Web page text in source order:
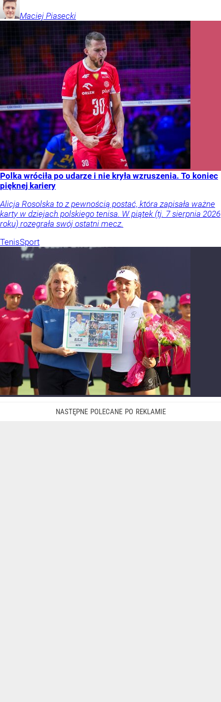
Maciej Piasecki
Polka wróciła po udarze i nie kryła wzruszenia. To koniec
pięknej kariery
Alicja Rosolska to z pewnością postać, która zapisała ważne
karty w dziejach polskiego tenisa. W piątek (tj. 7 sierpnia 2026
roku) rozegrała swój ostatni mecz.
TenisSport